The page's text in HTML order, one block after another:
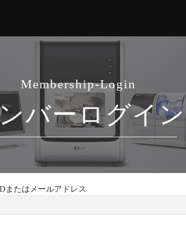
Membership-Login
バーログイン
またはメールアドレス